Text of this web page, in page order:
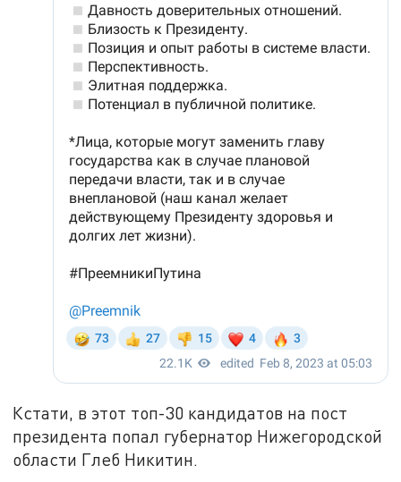
Кстати, в этот топ-30 кандидатов на пост
президента попал губернатор Нижегородской
области Глеб Никитин.